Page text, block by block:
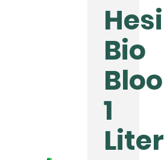
Umluft-Ventilatoren
Rohrventilatoren
Luftentfeuchter
Hesi
Bio
1
Liter